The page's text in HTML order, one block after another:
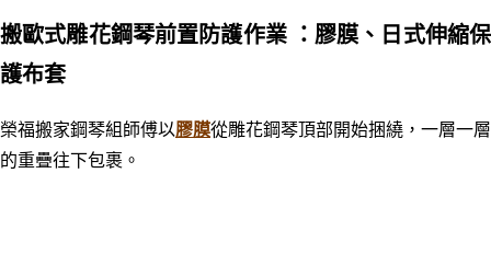
搬歐式雕花鋼琴前置防護作業
：膠膜、日式伸縮保
護布套
榮福搬家鋼琴組師傅以膠膜從雕花鋼琴頂部開始捆繞，一層一層
的重疊往下包裹。